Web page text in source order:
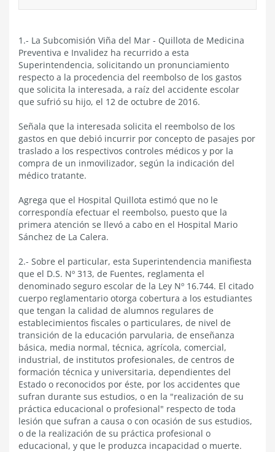
1.- La Subcomisión Viña del Mar - Quillota de Medicina
Preventiva e Invalidez ha recurrido a esta
Superintendencia, solicitando un pronunciamiento
respecto a la procedencia del reembolso de los gastos
que solicita la interesada, a raíz del accidente escolar
que sufrió su hijo, el 12 de octubre de 2016.
Señala que la interesada solicita el reembolso de los
gastos en que debió incurrir por concepto de pasajes por
traslado a los respectivos controles médicos y por la
compra de un inmovilizador, según la indicación del
médico tratante.
Agrega que el Hospital Quillota estimó que no le
correspondía efectuar el reembolso, puesto que la
primera atención se llevó a cabo en el Hospital Mario
Sánchez de La Calera.
2.- Sobre el particular, esta Superintendencia manifiesta
que el D.S. Nº 313, de Fuentes, reglamenta el
denominado seguro escolar de la Ley Nº 16.744. El citado
cuerpo reglamentario otorga cobertura a los estudiantes
que tengan la calidad de alumnos regulares de
establecimientos fiscales o particulares, de nivel de
transición de la educación parvularia, de enseñanza
básica, media normal, técnica, agrícola, comercial,
industrial, de institutos profesionales, de centros de
formación técnica y universitaria, dependientes del
Estado o reconocidos por éste, por los accidentes que
sufran durante sus estudios, o en la "realización de su
práctica educacional o profesional" respecto de toda
lesión que sufran a causa o con ocasión de sus estudios,
o de la realización de su práctica profesional o
educacional, y que le produzca incapacidad o muerte.